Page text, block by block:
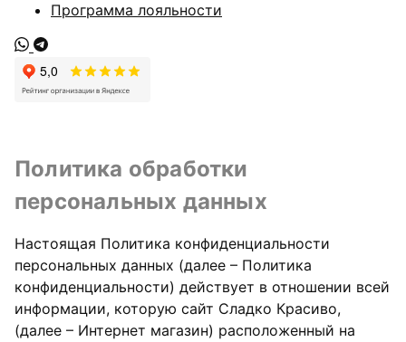
Программа лояльности
Политика обработки
персональных данных
Настоящая Политика конфиденциальности
персональных данных (далее – Политика
конфиденциальности) действует в отношении всей
информации, которую сайт Сладко Красиво,
(далее – Интернет магазин) расположенный на